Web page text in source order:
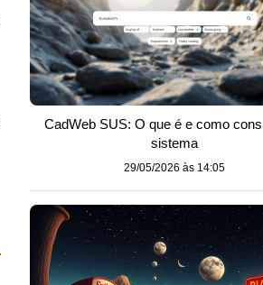
CadWeb SUS: O que é e como
sistema
29/05/2026 às 14:05